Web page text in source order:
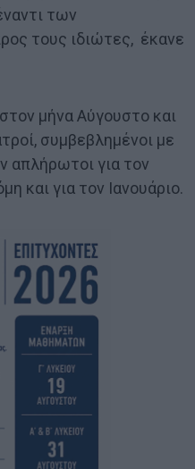
των
τους ιδιώτες, έκανε
μήνα Αύγουστο και
συμβεβλημένοι με
απλήρωτοι για τον
και για τον Ιανουάριο.